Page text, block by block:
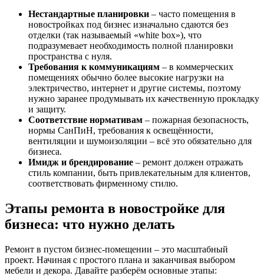
Нестандартные планировки – часто помещения в
новостройках под бизнес изначально сдаются без
отделки (так называемый «white box»), что
подразумевает необходимость полной планировки
пространства с нуля.
Требования к коммуникациям – в коммерческих
помещениях обычно более высокие нагрузки на
электричество, интернет и другие системы, поэтому
нужно заранее продумывать их качественную прокладку
и защиту.
Соответствие нормативам – пожарная безопасность,
нормы СанПиН, требования к освещённости,
вентиляции и шумоизоляции – всё это обязательно для
бизнеса.
Имидж и брендирование – ремонт должен отражать
стиль компании, быть привлекательным для клиентов,
соответствовать фирменному стилю.
Этапы ремонта в новостройке для
бизнеса: что нужно делать
Ремонт в пустом бизнес-помещении – это масштабный
проект. Начиная с простого плана и заканчивая выбором
мебели и декора. Давайте разберём основные этапы: